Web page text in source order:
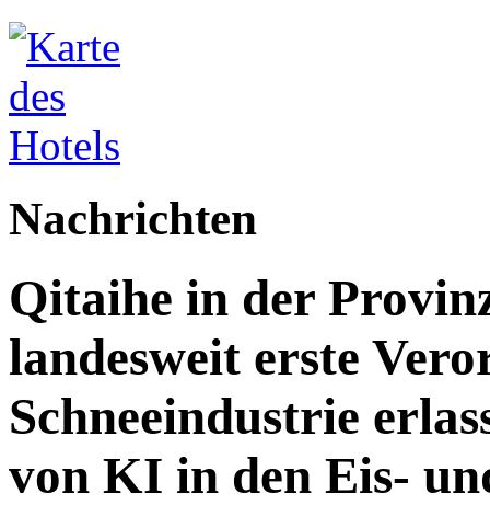
Nachrichten
Qitaihe in der
landesweit erste
Schneeindustrie
von KI in den Eis-